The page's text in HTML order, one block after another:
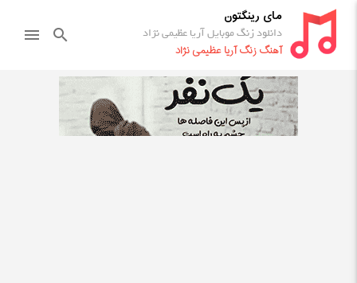
مای رینگتون
دانلود زنگ موبایل آریا عظیمی نژاد
آهنگ زنگ آریا عظیمی نژاد
search
menu